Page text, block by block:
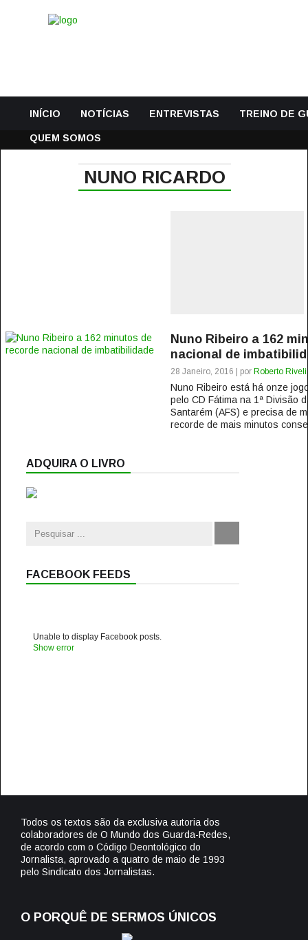
INÍCIO NOTÍCIAS ENTREVISTAS TREINO DE
QUEM SOMOS
NUNO RICARDO
Nuno Ribeiro a 162
nacional de
28 Janeiro, 2016 | por Roberto
Nuno Ribeiro está há onze
pelo CD Fátima na 1ª Divisão
Santarém (AFS) e precisa de
recorde de mais minutos
ADQUIRA O LIVRO
FACEBOOK FEEDS
Unable to display Facebook posts.
Show error
Todos os textos são da exclusiva autoria dos
colaboradores de O Mundo dos Guarda-Redes,
de acordo com o Código Deontológico do
Jornalista, aprovado a quatro de maio de 1993
pelo Sindicato dos Jornalistas.
O PORQUÊ DE SERMOS ÚNICOS